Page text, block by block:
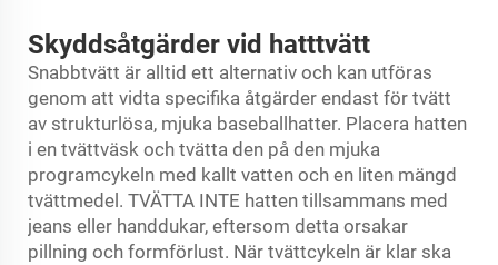
Skyddsåtgärder vid hatttvätt
Snabbtvätt är alltid ett alternativ och kan utföras
genom att vidta specifika åtgärder endast för tvätt
av strukturlösa, mjuka baseballhatter. Placera hatten
i en tvättväsk och tvätta den på den mjuka
programcykeln med kallt vatten och en liten mängd
tvättmedel. TVÄTTA INTE hatten tillsammans med
jeans eller handdukar, eftersom detta orsakar
pillning och formförlust. När tvättcykeln är klar ska